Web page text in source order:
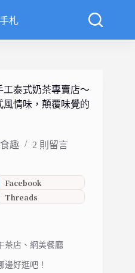
札
工泰式奶茶專賣店～
風情味，顛覆味覺的
趣 2 則留言
Facebook
Threads
茶店、網美餐廳
好逛吧！